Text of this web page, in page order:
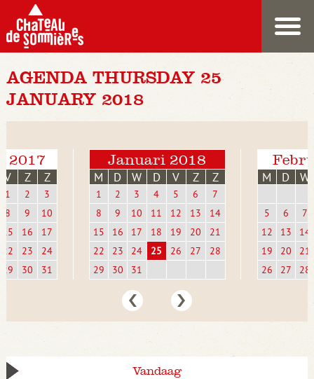
AGENDA THURSDAY 25
JANUARY 2018
2017
V Z Z
1 2
3
8
9
10
15
16
17
22
23
24
29
30 31
Januari 2018
M D W D V Z Z
1 2 3 4 5 6
7
8
9 10 11 12 13
14
15
16 17 18 19 20
21
22
23 24 25 26 27
28
29
30 31
M D W
5 6
7
12
13
14
19
20
21
26
27 28
Vandaag